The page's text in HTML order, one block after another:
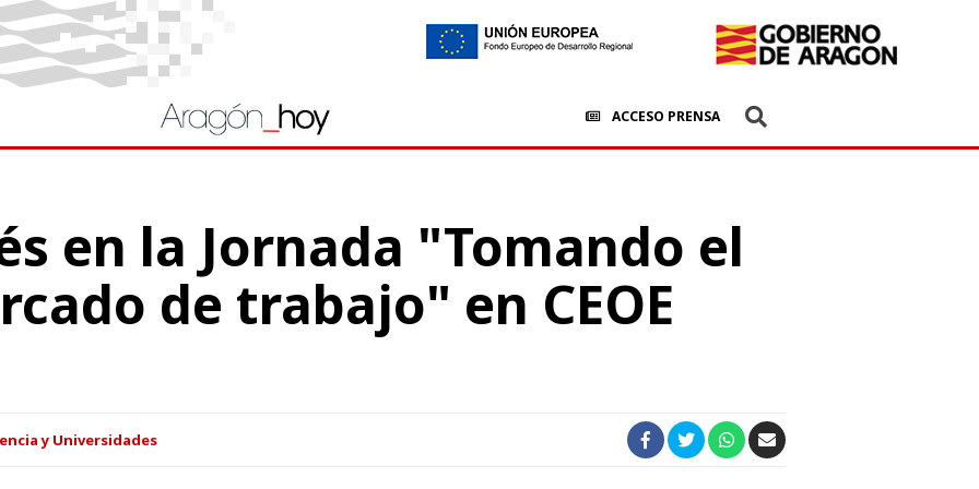
ACCESO PRENSA
en la Jornada "Tomando el
de trabajo" en CEOE
y Universidades